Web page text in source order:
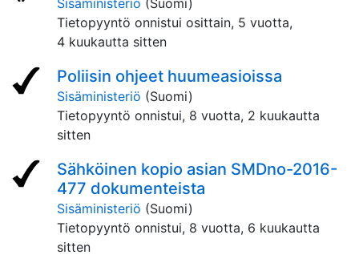
Sisäministeriö (Suomi)
Tietopyyntö onnistui osittain, 5 vuotta,
4 kuukautta sitten
Poliisin ohjeet huumeasioissa
Sisäministeriö (Suomi)
Tietopyyntö onnistui, 8 vuotta, 2 kuukautta
sitten
Sähköinen kopio asian SMDno-2016-
477 dokumenteista
Sisäministeriö (Suomi)
Tietopyyntö onnistui, 8 vuotta, 6 kuukautta
sitten